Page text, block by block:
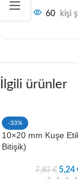
60 kişi
İlgili ürünler
-33%
10×20 mm Kuşe
Bitişik)
7,87€ 5,24